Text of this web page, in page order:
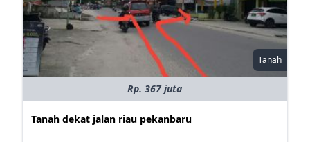
Tanah
Rp. 367 juta
Tanah dekat jalan riau pekanbaru